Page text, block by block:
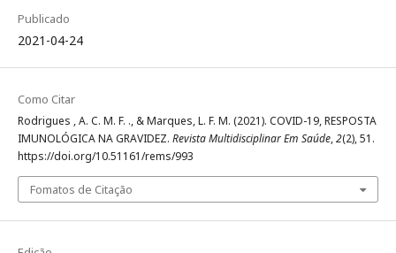
Publicado
2021-04-24
Como Citar
Rodrigues , A. C. M. F. ., & Marques, L. F. M. (2021). COVID-19, RESPOSTA
IMUNOLÓGICA NA GRAVIDEZ. Revista Multidisciplinar Em Saúde,2(2), 51.
https://doi.org/10.51161/rems/993
Fomatos de Citação